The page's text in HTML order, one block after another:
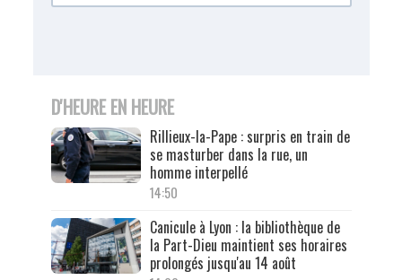
D'HEURE EN HEURE
Rillieux-la-Pape : surpris en train de
se masturber dans la rue, un
homme interpellé
14:50
Canicule à Lyon : la bibliothèque de
la Part-Dieu maintient ses horaires
prolongés jusqu'au 14 août